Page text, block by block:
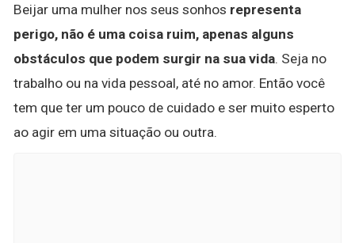
Beijar uma mulher nos seus sonhos representa
perigo, não é uma coisa ruim, apenas alguns
obstáculos que podem surgir na sua vida. Seja no
trabalho ou na vida pessoal, até no amor. Então você
tem que ter um pouco de cuidado e ser muito esperto
ao agir em uma situação ou outra.